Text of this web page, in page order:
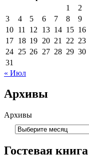
1
2
3
4 5 6 7 8
9
10 11 12 13 14 15 16
17 18 19 20 21 22 23
24 25 26 27 28 29 30
31
« Июл
Архивы
Архивы
Гостевая книга